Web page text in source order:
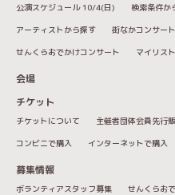
公演スケジュール 10/4(日)
検索条件か
アーティストから探す
街なかコンサート
せんくらおでかけコンサート
マイリスト
会場
チケット
チケットについて 主催者団体会員先行
コンビニで購入
インターネットで購入
募集情報
ボランティアスタッフ募集 せんくらお